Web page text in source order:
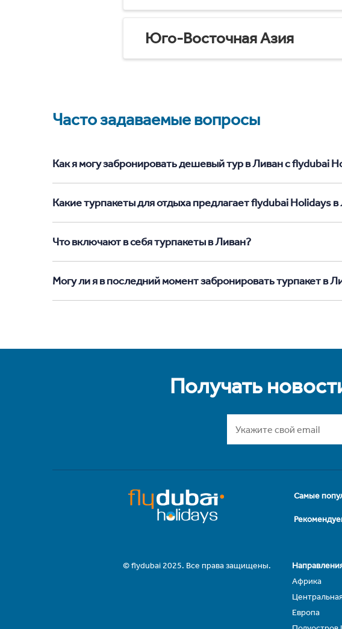
Юго-Восточная Азия
Часто задаваемые вопросы
Как я могу забронировать дешевый тур в Ливан с flydubai
Какие турпакеты для отдыха предлагает flydubai Holidays
Что включают в себя турпакеты в Ливан?
Могу ли я в последний момент забронировать турпакет в
Получать
Самые
© flydubai 2025. Все права защищены.
Африка
Европа